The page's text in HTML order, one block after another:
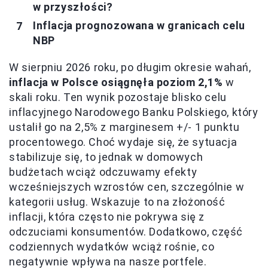
w przyszłości?
Inflacja prognozowana w granicach celu
NBP
W sierpniu 2026 roku, po długim okresie wahań,
inflacja w Polsce osiągnęła poziom 2,1% w
skali roku. Ten wynik pozostaje blisko celu
inflacyjnego Narodowego Banku Polskiego, który
ustalił go na 2,5% z marginesem +/- 1 punktu
procentowego. Choć wydaje się, że sytuacja
stabilizuje się, to jednak w domowych
budżetach wciąż odczuwamy efekty
wcześniejszych wzrostów cen, szczególnie w
kategorii usług. Wskazuje to na złożoność
inflacji, która często nie pokrywa się z
odczuciami konsumentów. Dodatkowo, część
codziennych wydatków wciąż rośnie, co
negatywnie wpływa na nasze portfele.